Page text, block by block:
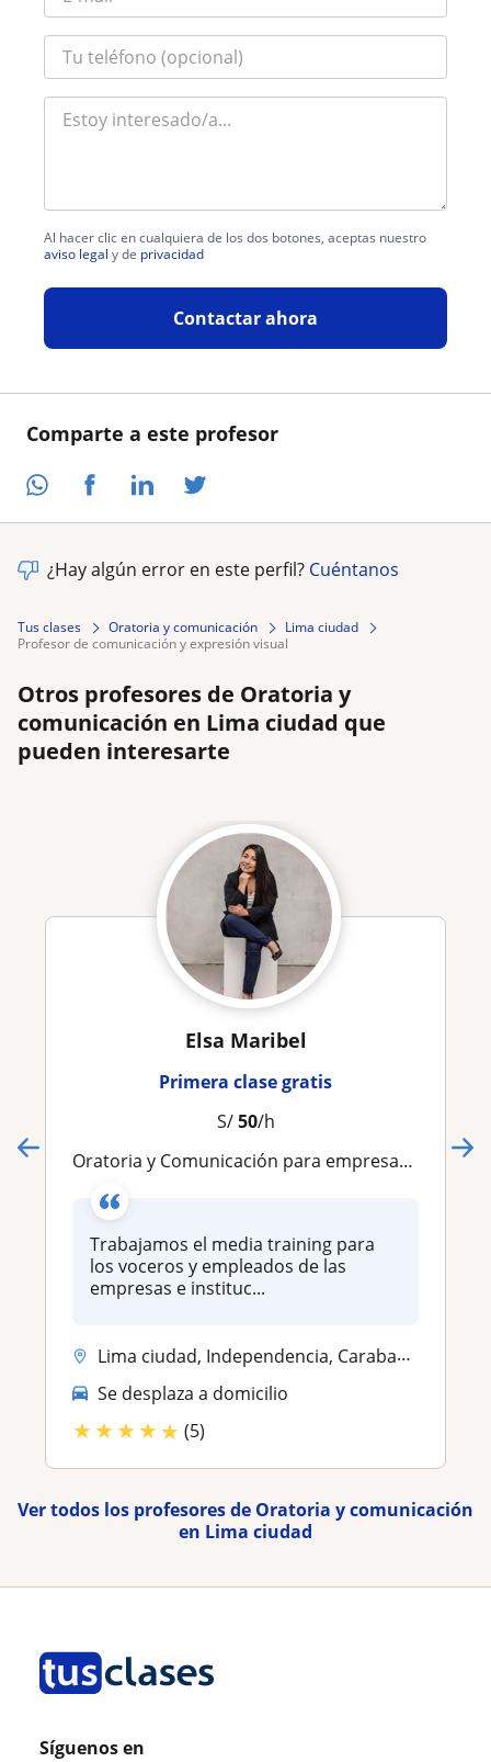
Comparte a este profesor
Al hacer clic en cualquiera de los dos botones, aceptas nuestro
aviso legal y de privacidad
Contactar ahora
¿Hay algún error en este perfil? Cuéntanos
Tus clases Oratoria y comunicación
Lima ciudad
profesor de comunicación y expresión visual
Otros profesores de Oratoria y
comunicación en Lima ciudad que
pueden interesarte
Elsa Maribel
Primera clase gratis
S/50/h
Oratoria y Comunicación para empresas e instituciones
Trabajamos el media training para
los voceros y empleados de las
empresas e instituc...
Lima ciudad, Independencia, Carabayllo, Ancon, Comas, Puente Piedra, L...
Se desplaza a domicilio
★★★★★ (5)
Ver todos los profesores de Oratoria y comunicación
en Lima ciudad
Síguenos en